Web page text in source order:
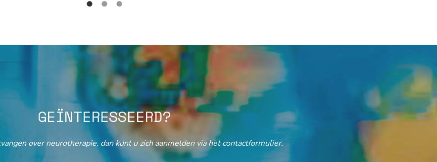
GEÏNTERESSEERD?
over neurotherapie, dan kunt u zich aanmelden via het contactformulier.